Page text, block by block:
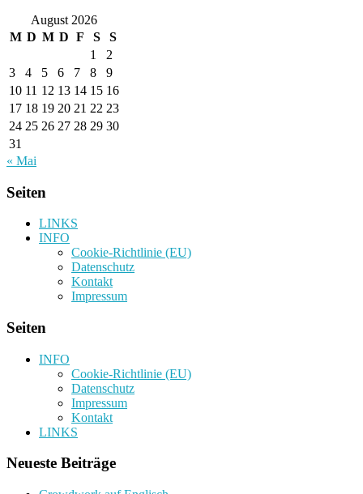
August 2026
M D M D F S
S
1
2
3
4 5 6 7 8
9
10 11 12 13 14 15 16
17 18 19 20 21 22 23
24 25 26 27 28 29 30
31
« Mai
Seiten
LINKS
INFO
Cookie-Richtlinie (EU)
Datenschutz
Kontakt
Impressum
Seiten
INFO
Cookie-Richtlinie (EU)
Datenschutz
Impressum
Kontakt
LINKS
Neueste Beiträge